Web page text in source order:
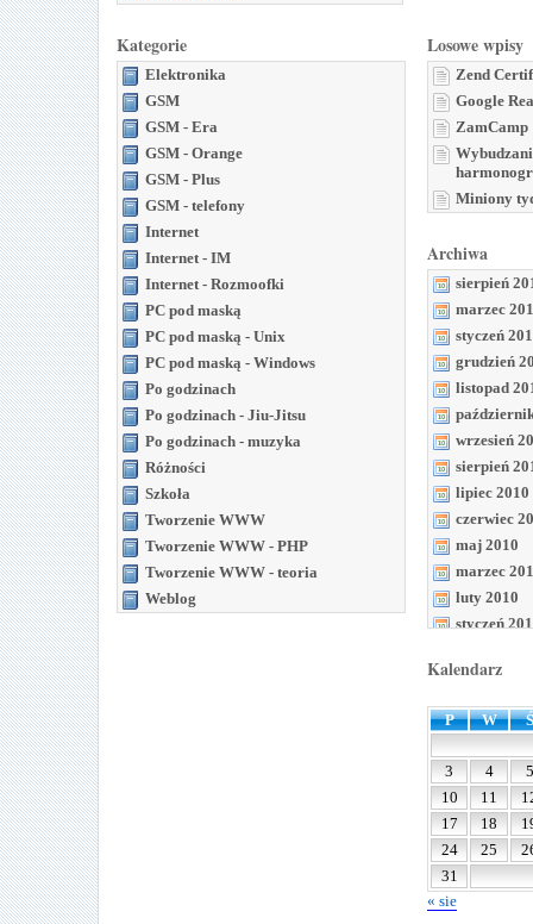
Kategorie
Elektronika
GSM
GSM - Era
GSM - Orange
GSM - Plus
GSM - telefony
Internet
Internet - IM
Internet - Rozmoofki
PC pod maską
PC pod maską - Unix
PC pod maską - Windows
Po godzinach
Po godzinach - Jiu-Jitsu
Po godzinach - muzyka
Różności
Szkoła
Tworzenie WWW
Tworzenie WWW - PHP
Tworzenie WWW - teoria
Weblog
Losowe wpisy
Zend
Google
ZamCamp
Miniony
Archiwa
sierpień
marzec
styczeń
grudzień
listopad
wrzesień
sierpień
lipiec 2010
czerwiec
maj 2010
marzec
luty 2010
styczeń
listopad
wrzesień
sierpień
lipiec 2009
czerwiec
maj 2009
kwiecień
marzec
luty 2009
Kalendarz
P W Ś
3 4
5
10
11
17
18
24
25
31
« sie